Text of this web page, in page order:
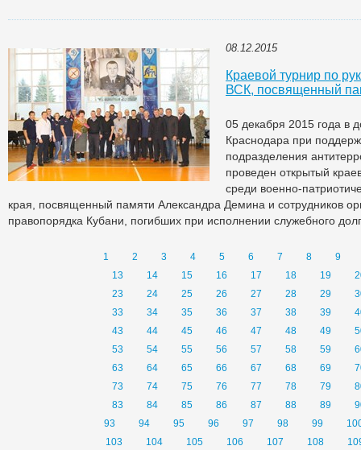
08.12.2015
Краевой турнир по
ВСК, посвященный
05 декабря 2015 года в
Краснодара при
подразделения
проведен открытый
среди военно-
края, посвященный памяти Александра Демина и сотрудников
правопорядка Кубани, погибших при исполнении служебного
1 2 3 4 5 6 7 8
9
13
14 15 16 17 18 19
23
24 25 26 27 28 29
33
34 35 36 37 38 39
43
44 45 46 47 48 49
53
54 55 56 57 58 59
63
64 65 66 67 68 69
73
74 75 76 77 78 79
83
84 85 86 87 88 89
93
94 95 96 97 98 99
103
104 105 106 107 108